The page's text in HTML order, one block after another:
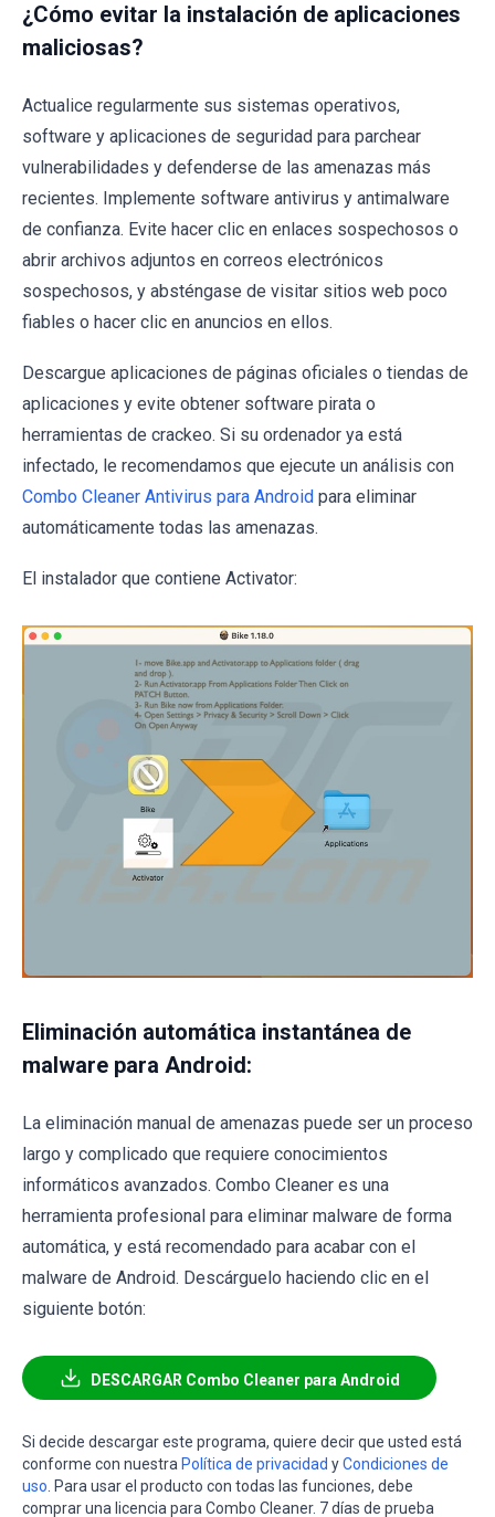
¿Cómo evitar la instalación de aplicaciones
maliciosas?
Actualice regularmente sus sistemas operativos,
software y aplicaciones de seguridad para parchear
vulnerabilidades y defenderse de las amenazas más
recientes. Implemente software antivirus y antimalware
de confianza. Evite hacer clic en enlaces sospechosos o
abrir archivos adjuntos en correos electrónicos
sospechosos, y absténgase de visitar sitios web poco
fiables o hacer clic en anuncios en ellos.
Descargue aplicaciones de páginas oficiales o tiendas de
aplicaciones y evite obtener software pirata o
herramientas de crackeo. Si su ordenador ya está
infectado, le recomendamos que ejecute un análisis con
Combo Cleaner Antivirus para Android para eliminar
automáticamente todas las amenazas.
El instalador que contiene Activator:
Eliminación automática instantánea de
malware para Android:
La eliminación manual de amenazas puede ser un proceso
largo y complicado que requiere conocimientos
informáticos avanzados. Combo Cleaner es una
herramienta profesional para eliminar malware de forma
automática, y está recomendado para acabar con el
malware de Android. Descárguelo haciendo clic en el
siguiente botón:
DESCARGAR Combo Cleaner para Android
Si decide descargar este programa, quiere decir que usted está
conforme con nuestra Política de privacidad yCondiciones de
uso . Para usar el producto con todas las funciones, debe
comprar una licencia para Combo Cleaner. 7 días de prueba